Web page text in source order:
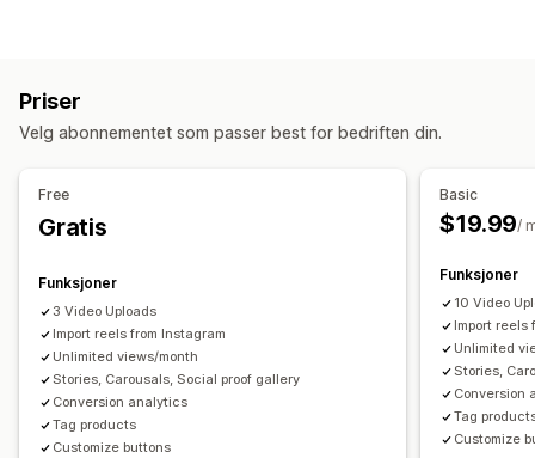
Tilpasning
Videomaler
Videoimport Videowidget
Integrerte videoer
Priser
Velg abonnementet som passer best for bedriften din.
Free
Gratis
Funksjoner
3 Video Uploads
Import reels from Instagram
Unlimited views/month
Stories, Carousals, Social proof gallery
Conversion analytics
Tag products
Customize buttons
Basic
$19.99/
Funksjoner
10 Video
Import reels
Unlimited
Stories,
Conversion
Tag
Customize